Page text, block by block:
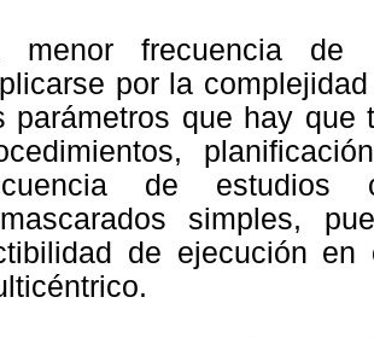
menor frecuencia de
por la
parámetros que hay
de estudios
simples,
de ejecución en